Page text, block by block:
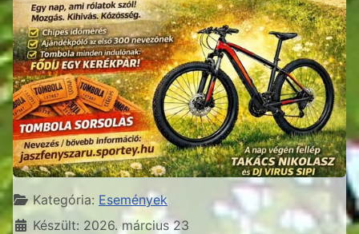
Részletek
Kategória: Események
Készült: 2026. március 23